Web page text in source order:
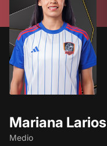
Mariana Larios
Medio